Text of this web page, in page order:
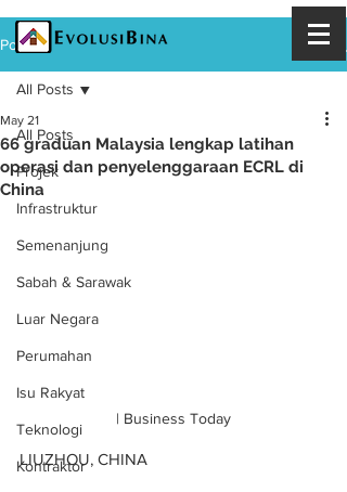
Post
All Posts
Projek
Infrastruktur
Semenanjung
Sabah & Sarawak
Luar Negara
Perumahan
Isu Rakyat
Teknologi
Kontraktor
All Posts
66 graduan Malaysia lengkap latihan
operasi dan penyelenggaraan ECRL di
China
May 21
| Business Today
LIUZHOU, CHINA